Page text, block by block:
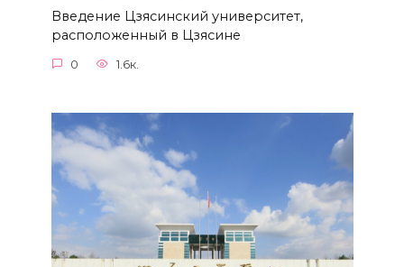
Введение Цзясинский университет,
расположенный в Цзясине
0 1.6к.